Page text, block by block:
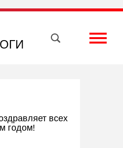
ВконтактеТелеграм
всех
годом!